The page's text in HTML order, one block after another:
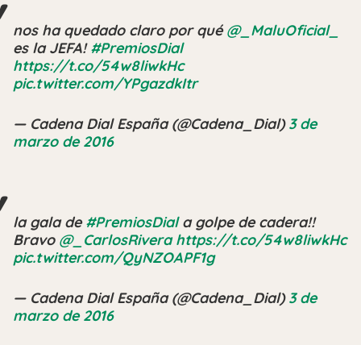
nos ha quedado claro por qué@_MaluOficial_
es la JEFA!#PremiosDial
https://t.co/54w8liwkHc
pic.twitter.com/YPgazdkItr
— Cadena Dial España (@Cadena_Dial)3 de
marzo de 2016
la gala de#PremiosDiala golpe de cadera!!
Bravo @_CarlosRivera https://t.co/54w8liwkHc
pic.twitter.com/QyNZOAPF1g
— Cadena Dial España (@Cadena_Dial)3 de
marzo de 2016